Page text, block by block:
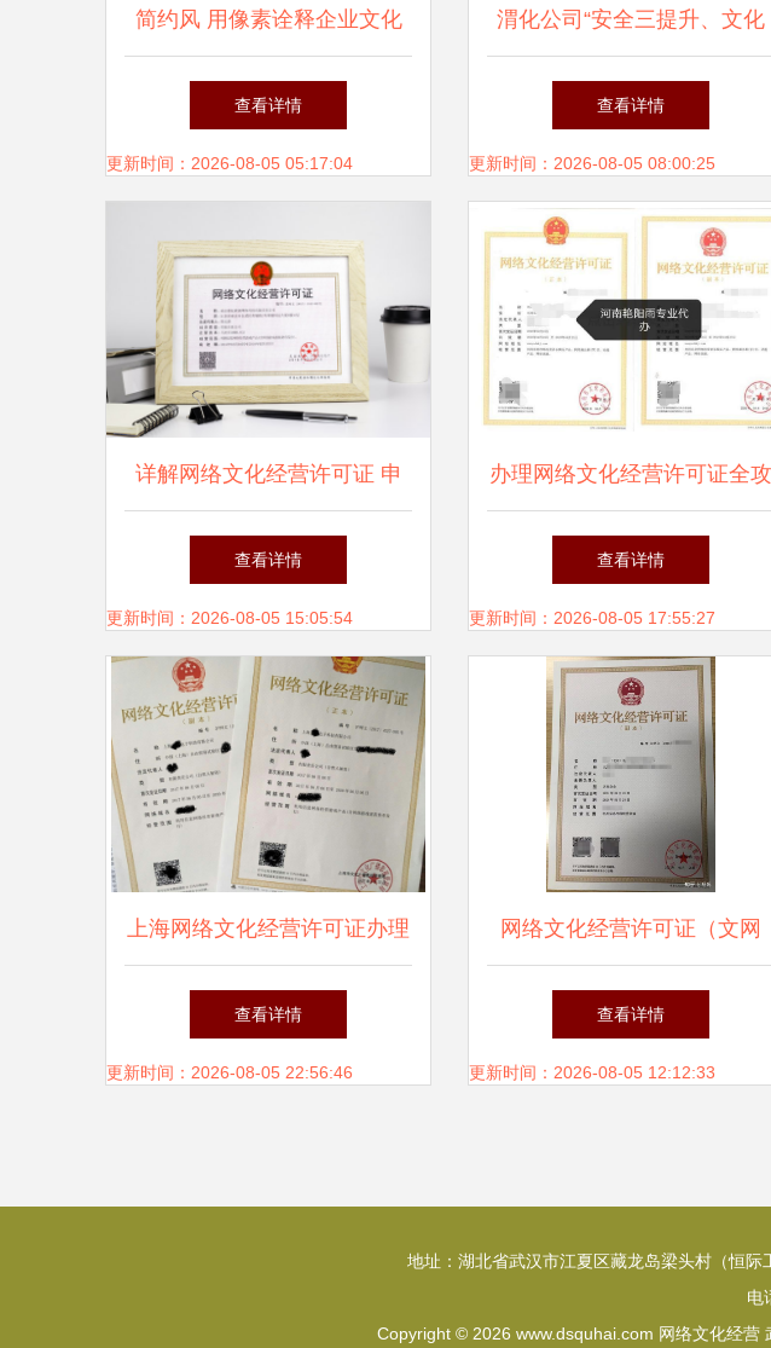
简约风 用像素诠释企业文化
新定义
查看详情
更新时间：2026-08-05 05:17:04
渭化公司“安全三提升、文化
再引领”的卓越实践与经营管
理赋能
查看详情
更新时间：2026-08-05 08:00:25
详解网络文化经营许可证 申
请流程与合规要点
查看详情
更新时间：2026-08-05 15:05:54
办理网络文化经营许可证全攻
略 流程、条件与注意事项
查看详情
更新时间：2026-08-05 17:55:27
上海网络文化经营许可证办理
条件详解
查看详情
更新时间：2026-08-05 22:56:46
网络文化经营许可证（文网
文）办理指南 合规运营的重
要一步
查看详情
更新时间：2026-08-05 12:12:33
地址：湖北省武汉市江夏区藏龙岛梁头村（恒
电
Copyright © 2026 www.dsquhai.com 网络文化经营